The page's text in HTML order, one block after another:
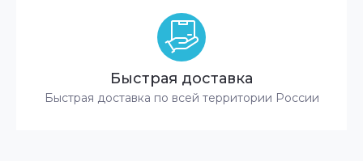
Быстрая доставка
Быстрая доставка по всей территории России